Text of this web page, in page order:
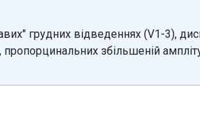
грудних відведеннях (V1-3),
збільшеній